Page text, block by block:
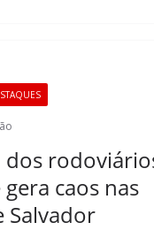
dos
caos nas
Salvador